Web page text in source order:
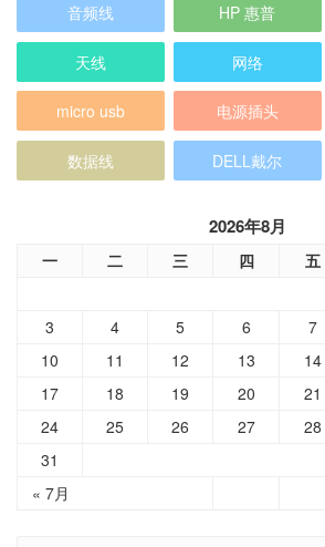
音频线 HP 惠普
天线 网络
micro usb 电源插头
数据线 DELL戴尔
2026年8月
一 二 三 四 五
« 7月
3
4 5 6 7
10
11 12 13 14
17
18 19 20 21
24
25 26 27 28
31